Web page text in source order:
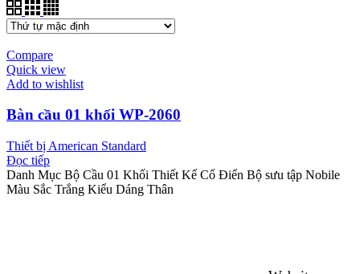
Compare
Quick view
Add to wishlist
Bàn cầu 01 khối WP-2060
Thiết bị American Standard
Đọc tiếp
Danh Mục Bộ Cầu 01 Khối Thiết Kế Cổ Điển Bộ sưu tập Nobile
Màu Sắc Trắng Kiểu Dáng Thân